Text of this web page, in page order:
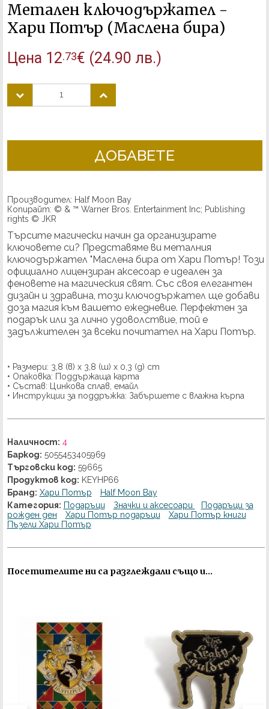
Метален ключодържател -
Хари Потър (Маслена бира)
Цена 12.73€ (24.90 лв.)
ДОБАВЕТЕ
Производител: Half Moon Bay
Копирайт: © & ™ Warner Bros. Entertainment Inc; Publishing
rights © JKR
Търсите магически начин да организирате
ключовете си? Представяме ви металния
ключодържател "Маслена бира от Хари Потър! Този
официално лицензиран аксесоар е идеален за
феновете на магическия свят. Със своя елегантен
дизайн и здравина, този ключодържател ще добави
доза магия към вашето ежедневие. Перфектен за
подарък или за лично удоволствие, той е
задължителен за всеки почитател на Хари Потър.
• Размери: 3,8 (в) x 3,8 (ш) x 0,3 (д) cm
• Опаковка: Поддържаща карта
• Състав: Цинкова сплав, емайл
• Инструкции за поддръжка: Забършете с влажна кърпа
Наличност: 4
Баркод: 5055453405969
Търговски код: 59665
Продуктов код: KEYHP66
Бранд: Хари Потър
Half Moon Bay
Категория: Подаръци Значки и аксесоари
Подаръци за
рожден ден
Хари Потър подаръци
Хари Потър книги
Пъзели Хари Потър
Посетителите ни са разглеждали също и...